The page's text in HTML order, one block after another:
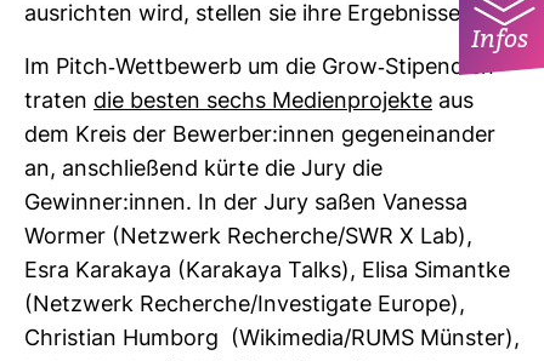
aus­richten wird, stellen sie ihre Ergeb­nisse vor.
Im Pitch-​Wett­be­werb um die Grow-​Sti­pen­dien
traten die besten sechs Medi­en­pro­jekte aus
dem Kreis der Bewerber:innen gegen­ein­ander
an, anschlie­ßend kürte die Jury die
Gewinner:innen. In der Jury saßen Vanessa
Wormer (Netz­werk Recherche/SWR X Lab),
Esra Kara­kaya (Kara­kaya Talks), Elisa Simantke
(Netz­werk Recherche/Inves­ti­gate Europe),
Chris­tian Hum­borg (Wiki­media/RUMS Münster),
Infos